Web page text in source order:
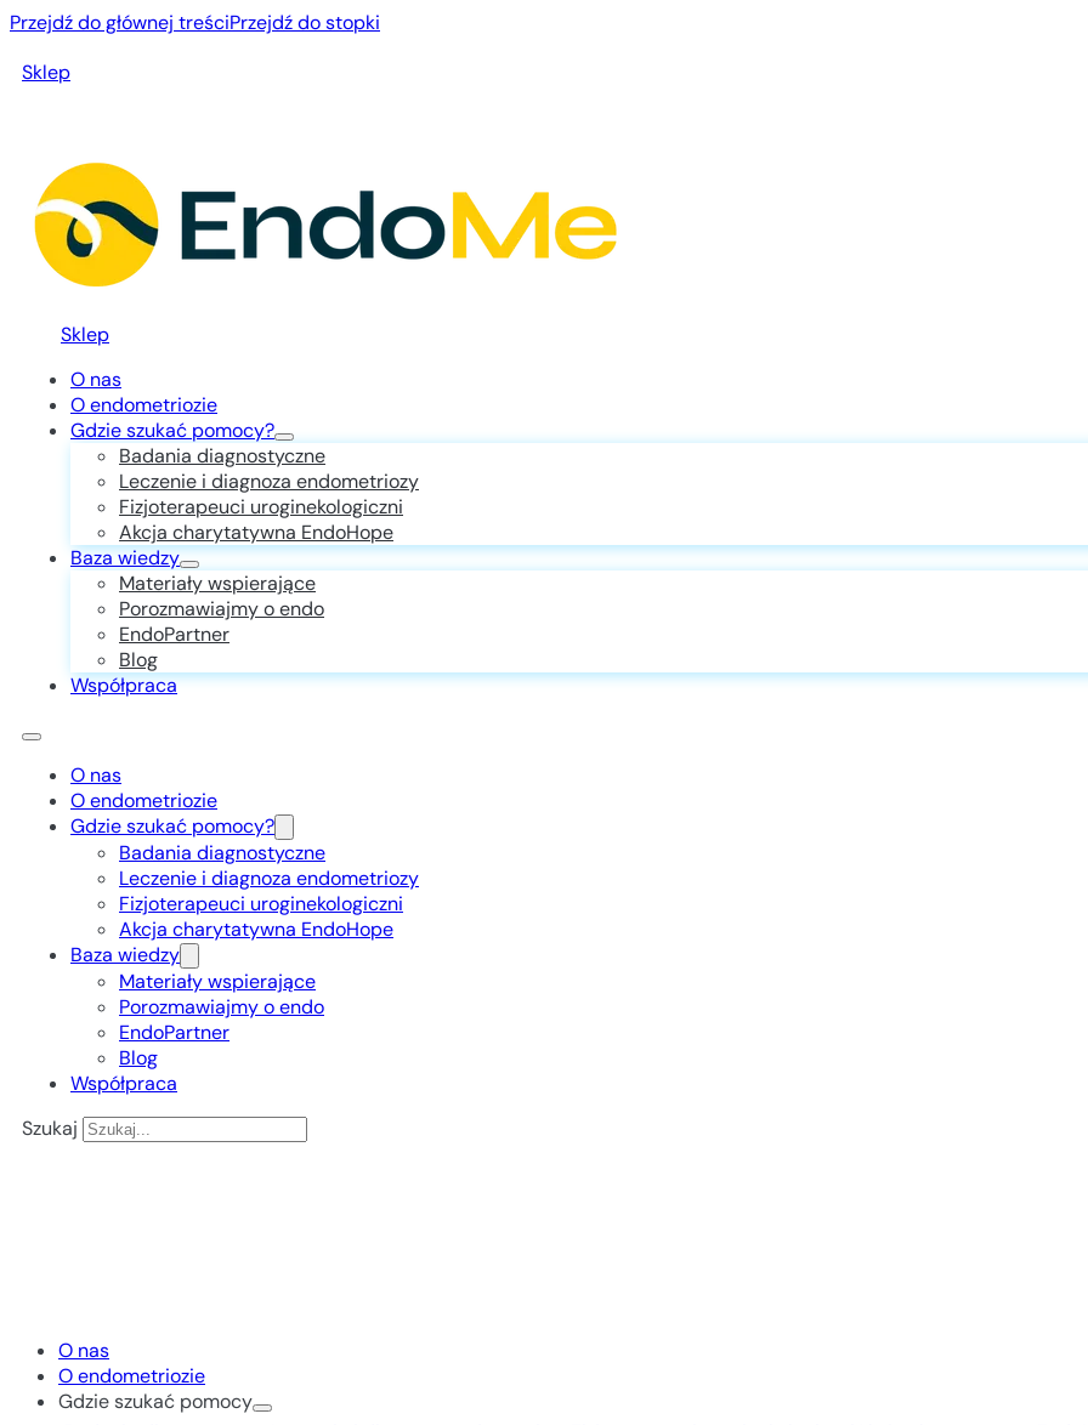
Przejdź do głównej treściPrzejdź do stopki
Sklep
Sklep
O nas
O endometriozie
Gdzie szukać pomocy?
Badania diagnostyczne
Leczenie i diagnoza endometriozy
Fizjoterapeuci uroginekologiczni
Akcja charytatywna EndoHope
Baza wiedzy
Materiały wspierające
Porozmawiajmy o endo
EndoPartner
Blog
Współpraca
O nas
O endometriozie
Gdzie szukać pomocy?
Badania diagnostyczne
Leczenie i diagnoza endometriozy
Fizjoterapeuci uroginekologiczni
Akcja charytatywna EndoHope
Baza wiedzy
Materiały wspierające
Porozmawiajmy o endo
EndoPartner
Blog
Współpraca
Szukaj
O nas
O endometriozie
Gdzie szukać pomocy